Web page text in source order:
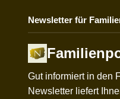
Newsletter für
Gut informiert in den
Newsletter liefert